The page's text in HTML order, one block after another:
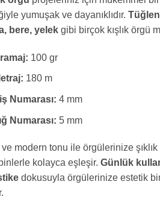
yumuşak ve dayanıklıdır.
bere, yelek gibi birçok kışlık örgü
100 gr
180 m
Numarası: 4 mm
Numarası: 5 mm
modern tonu ile örgülerinize şıklık
kolayca eşleşir. Günlük
dokusuyla örgülerinize estetik